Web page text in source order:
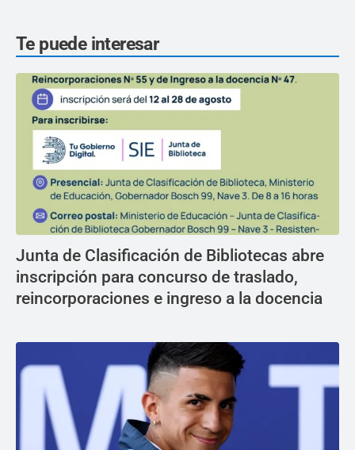
Te puede interesar
Junta de Clasificación de Bibliotecas abre
inscripción para concurso de traslado,
reincorporaciones e ingreso a la docencia